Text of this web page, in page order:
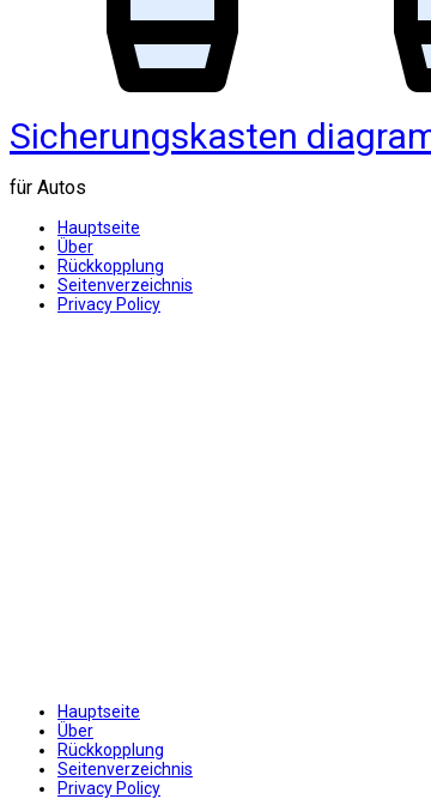
Sicherungskasten
für Autos
Hauptseite
Über
Rückkopplung
Seitenverzeichnis
Privacy Policy
Hauptseite
Über
Rückkopplung
Seitenverzeichnis
Privacy Policy